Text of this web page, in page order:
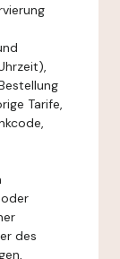
Tarife,
des